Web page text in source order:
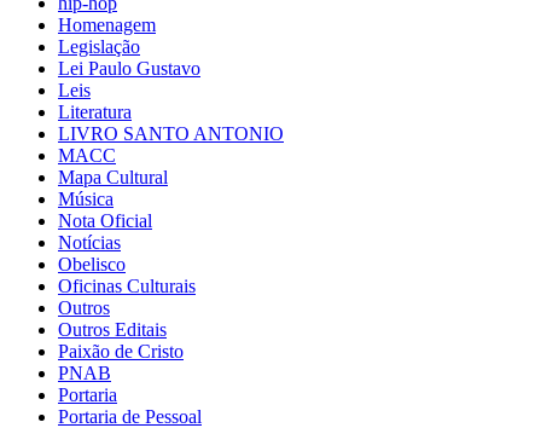
Homenagem
Legislação
Lei Paulo Gustavo
Leis
Literatura
LIVRO SANTO ANTONIO
MACC
Mapa Cultural
Música
Nota Oficial
Notícias
Obelisco
Oficinas Culturais
Outros
Outros Editais
Paixão de Cristo
PNAB
Portaria
Portaria de Pessoal